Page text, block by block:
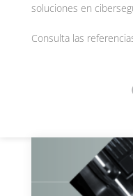
soluciones en
Consulta las